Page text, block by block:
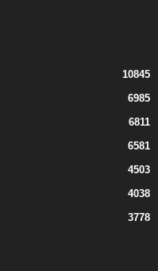
10845
6985
6811
6581
4503
4038
3778